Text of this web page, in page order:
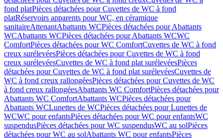
fond platPièces détachées pour Cuvettes de WC à fond
platRéservoirs apparents pour WC, en céramique
sanitaireAttenantAbattants WCPièces détachées pour Abattants
WCAbattants WCPièces détachées pour Abattants WCWC
ComfortPièces détachées pour WC ComfortCuvettes de WC à fond
creux surélevéesPièces détachées pour Cuvettes de WC à fond
creux surélevéesCuvettes de WC à fond plat surélevéesPièces
détachées pour Cuvettes de WC à fond plat surélevéesCuvettes de
WC à fond creux rallongéesPièces détachées pour Cuvettes de WC
à fond creux rallongéesAbattants WC ComfortPièces détachées pour
Abattants WC ComfortAbattants WCPièces détachées pour
Abattants WCLunettes de WCPièces détachées pour Lunettes de
WCWC pour enfantsPièces détachées pour WC pour enfantsWC
suspendusPièces détachées pour WC suspendusWC au solPièces
détachées pour WC au solAbattants WC pour enfantsPièces